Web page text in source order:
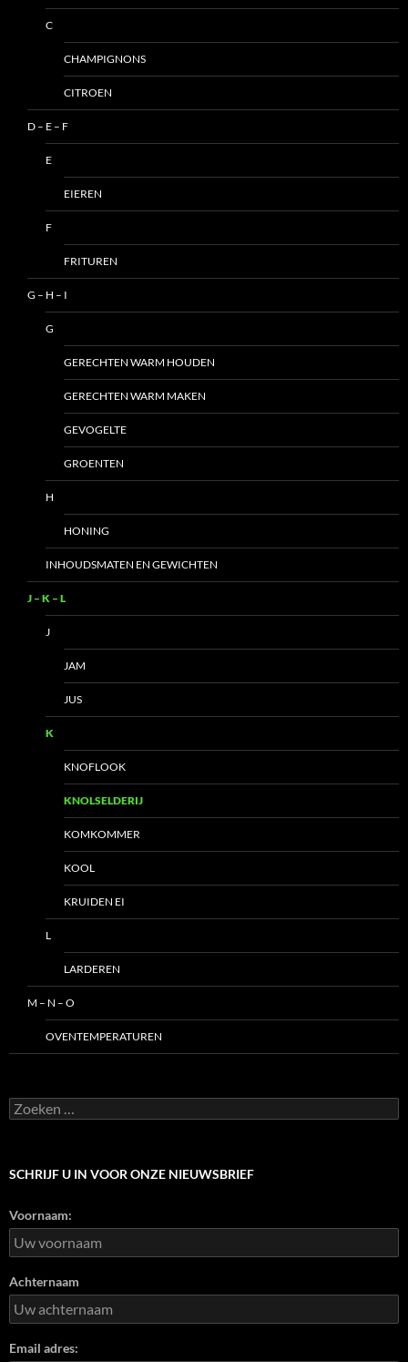
C
CHAMPIGNONS
CITROEN
D – E – F
E
EIEREN
F
FRITUREN
G – H – I
G
GERECHTEN WARM HOUDEN
GERECHTEN WARM MAKEN
GEVOGELTE
GROENTEN
H
HONING
INHOUDSMATEN EN GEWICHTEN
J – K – L
J
JAM
JUS
K
KNOFLOOK
KNOLSELDERIJ
KOMKOMMER
KOOL
KRUIDEN EI
L
LARDEREN
M – N – O
OVENTEMPERATUREN
Zoeken
naar:
SCHRIJF U IN VOOR ONZE NIEUWSBRIEF
Voornaam:
Achternaam
Email adres: